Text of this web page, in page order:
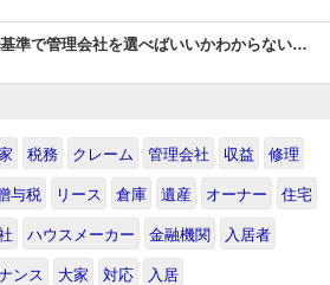
準で管理会社を選べばいいかわからない…
税務 クレーム 管理会社 収益 修理
与税 リース 倉庫 遺産 オーナー 住宅
ハウスメーカー 金融機関 入居者
ンス 大家 対応 入居